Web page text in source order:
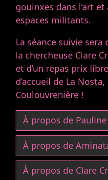
gouinxes dans l’art
espaces militants.
La séance suivie sera
la chercheuse Clare
et d’un repas prix
d’accueil de La
Coulouvrenière !
À propos de
À propos de
À propos de Clare